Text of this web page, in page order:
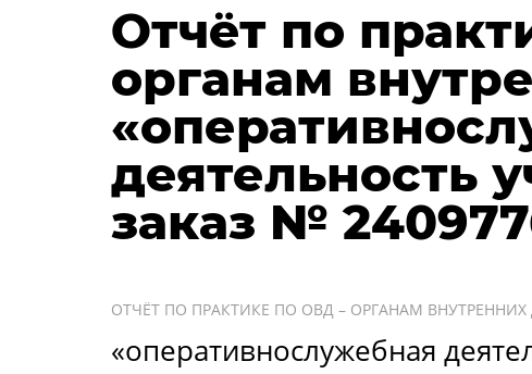
Отчёт по
органам
деятельность
заказ №
ОТЧЁТ ПО ПРАКТИКЕ ПО ОВД – ОРГАНАМ ВНУТРЕННИХ
«оперативнослужебная